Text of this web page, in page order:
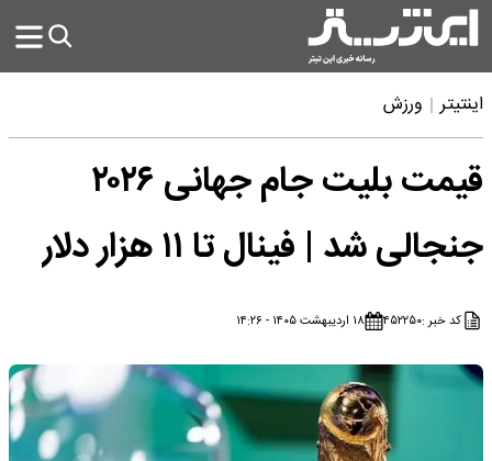
اینتیتر ورزش
قیمت بلیت جام جهانی ۲۰۲۶
جنجالی شد | فینال تا ۱۱ هزار دلار
کد خبر :۴۵۲۲۵۰ ۱۸ اردیبهشت ۱۴۰۵ - ۱۴:۲۶